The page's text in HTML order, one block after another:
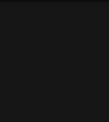
Tab (externer Link)
in neuem Tab
an – öffnet in neuem